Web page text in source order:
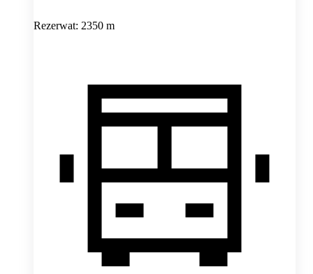
Rezerwat: 2350 m